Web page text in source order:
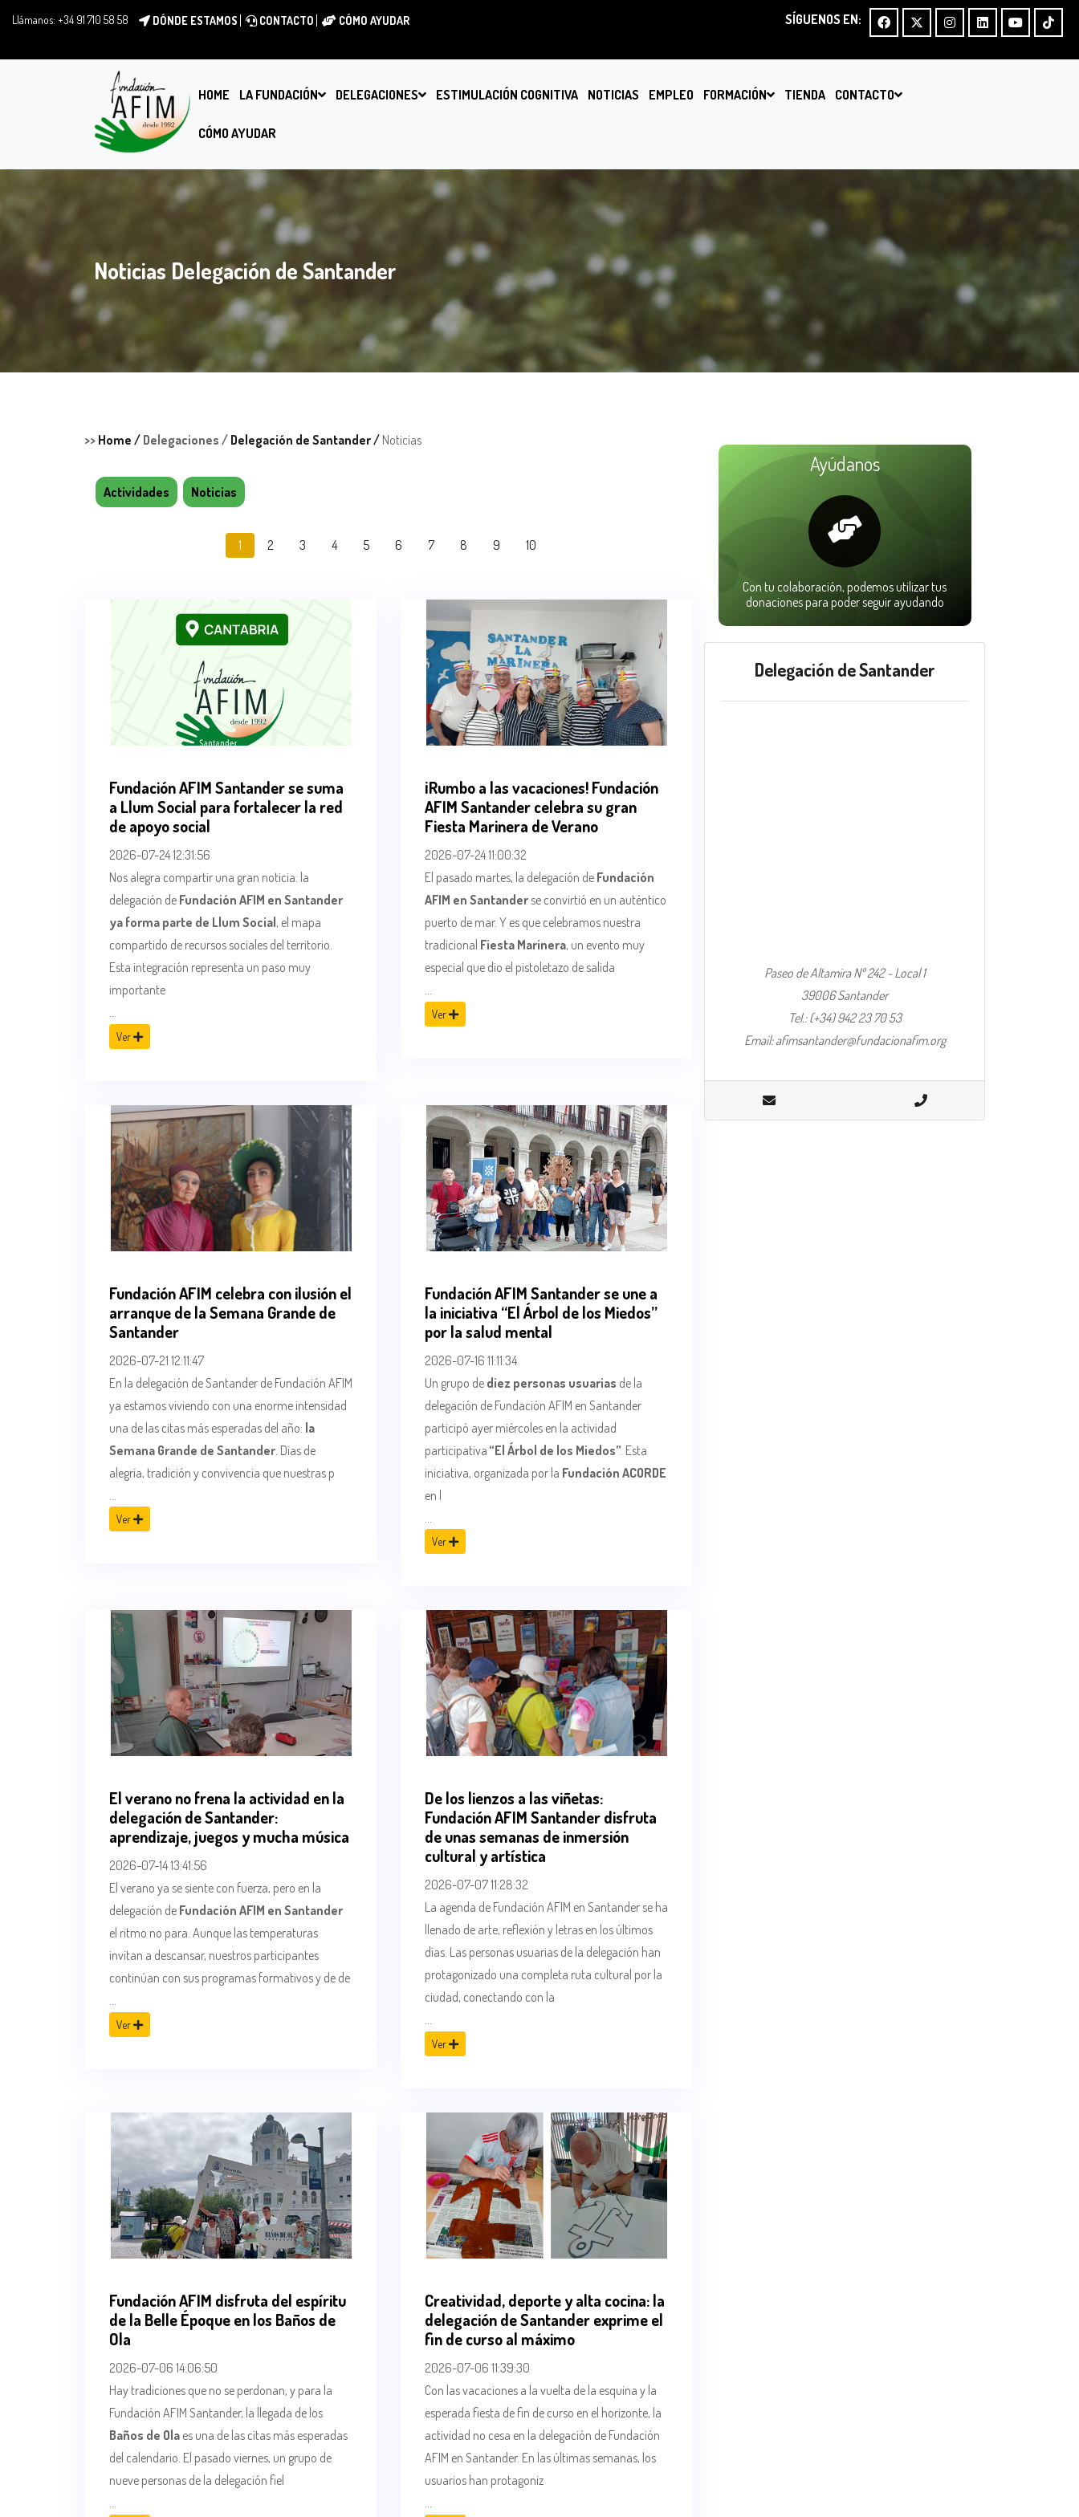
Llámanos: +34 91 710 58 58 DÓNDE ESTAMOS CONTACTO CÓMO AYUDAR SÍGUENOS EN:
HOME LA FUNDACIÓN DELEGACIONES ESTIMULACIÓN COGNITIVA NOTICIAS EMPLEO FORMACIÓN TIENDA CONTACTO
CÓMO AYUDAR
Noticias Delegación de Santander
>> Home / Delegaciones / Delegación de Santander / Noticias
Actividades Noticias
1 2 3 4 5 6 7 8 9 10
Fundación AFIM Santander se suma
a Llum Social para fortalecer la red
de apoyo social
2026-07-24 12:31:56
Nos alegra compartir una gran noticia: la
delegación de Fundación AFIM en Santander
ya forma parte de Llum Social, el mapa
compartido de recursos sociales del territorio.
Esta integración representa un paso muy
importante
Ver
¡Rumbo a las vacaciones! Fundación
AFIM Santander celebra su gran
Fiesta Marinera de Verano
2026-07-24 11:00:32
El pasado martes, la delegación de Fundación
AFIM en Santanderse convirtió en un auténtico
puerto de mar. Y es que celebramos nuestra
tradicional Fiesta Marinera, un evento muy
especial que dio el pistoletazo de salida
Ver
Fundación AFIM celebra con ilusión el
arranque de la Semana Grande de
Santander
2026-07-21 12:11:47
En la delegación de Santander de Fundación AFIM
ya estamos viviendo con una enorme intensidad
una de las citas más esperadas del año: la
Semana Grande de Santander . Días de
alegría, tradición y convivencia que nuestras p
Ver
Fundación AFIM Santander se une a
la iniciativa “El Árbol de los Miedos”
por la salud mental
2026-07-16 11:11:34
Un grupo de diez personas usuarias de la
delegación de Fundación AFIM en Santander
participó ayer miércoles en la actividad
participativa “El Árbol de los Miedos” . Esta
iniciativa, organizada por la Fundación ACORDE
en l
Ver
El verano no frena la actividad en la
delegación de Santander:
aprendizaje, juegos y mucha música
2026-07-14 13:41:56
El verano ya se siente con fuerza, pero en la
delegación de Fundación AFIM en Santander
el ritmo no para. Aunque las temperaturas
invitan a descansar, nuestros participantes
continúan con sus programas formativos y de de
...
Ver
De los lienzos a las viñetas:
Fundación AFIM Santander disfruta
de unas semanas de inmersión
cultural y artística
2026-07-07 11:28:32
La agenda de Fundación AFIM en Santander se ha
llenado de arte, reflexión y letras en los últimos
días. Las personas usuarias de la delegación han
protagonizado una completa ruta cultural por la
ciudad, conectando con la
...
Ver
Fundación AFIM disfruta del espíritu
de la Belle Époque en los Baños de
Ola
2026-07-06 14:06:50
Hay tradiciones que no se perdonan, y para la
Fundación AFIM Santander, la llegada de los
Baños de Ola es una de las citas más esperadas
del calendario. El pasado viernes, un grupo de
nueve personas de la delegación fiel
Creatividad, deporte y alta cocina: la
delegación de Santander exprime el
fin de curso al máximo
2026-07-06 11:39:30
Con las vacaciones a la vuelta de la esquina y la
esperada fiesta de fin de curso en el horizonte, la
actividad no cesa en la delegación de Fundación
AFIM en Santander. En las últimas semanas, los
usuarios han protagoniz
Ayúdanos
Con tu colaboración, podemos utilizar tus
donaciones para poder seguir ayudando
Delegación de Santander
Paseo de Altamira Nº 242 - Local 1
39006 Santander
Tel.: (+34) 942 23 70 53
Email: afimsantander@fundacionafim.org